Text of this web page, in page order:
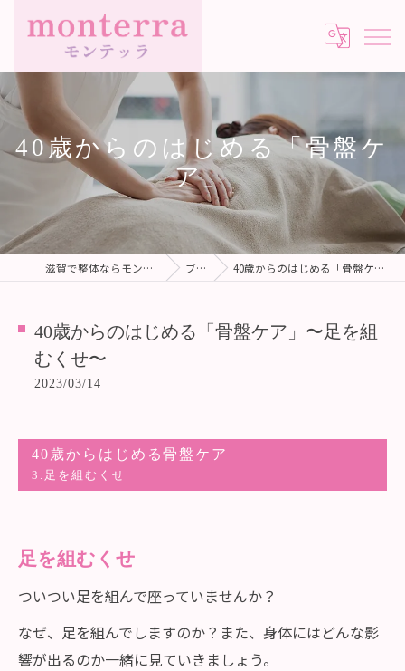
40歳からのはじめる「骨盤ケ
ア」
滋賀で整体ならモンテッラ(monterra) ブログ 40歳からのはじめる「骨盤ケア」〜足を組むくせ〜
40歳からのはじめる「骨盤ケア」〜足を組
むくせ〜
2023/03/14
40歳からはじめる骨盤ケア
3.足を組むくせ
足を組むくせ
ついつい足を組んで座っていませんか？
なぜ、足を組んでしますのか？また、身体にはどんな影
響が出るのか一緒に見ていきましょう。